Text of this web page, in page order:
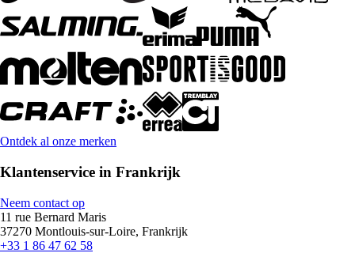
Ontdek al onze merken
Klantenservice in Frankrijk
Neem contact op
11 rue Bernard Maris
37270 Montlouis-sur-Loire, Frankrijk
+33 1 86 47 62 58